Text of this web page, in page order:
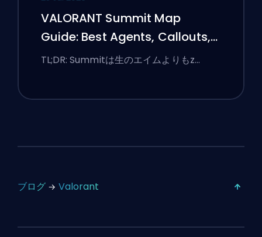
VALORANT Summit Map
Guide: Best Agents, Callouts,
and Smokes
TL;DR: Summitは生のエイムよりもz…
ブログ Valorant